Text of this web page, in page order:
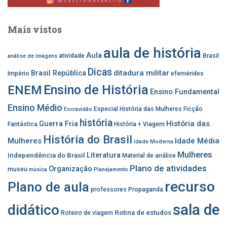
Mais vistos
análise de imagens atividade Aula aula de história Brasil
Império Brasil República Dicas ditadura militar efemérides
ENEM Ensino de História Ensino Fundamental
Ensino Médio Escravidão Especial História das Mulheres Ficção
Fantástica Guerra Fria história História + Viagem História das
Mulheres História do Brasil Idade Moderna Idade Média
Independência do Brasil Literatura Material de análise Mulheres
museu música Organização Planejamento Plano de atividades
Plano de aula professores Propaganda recurso
didático Roteiro de viagem Rotina de estudos sala de